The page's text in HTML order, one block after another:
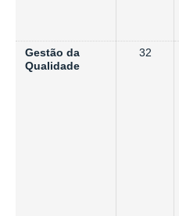
Gestão da
Qualidade
32